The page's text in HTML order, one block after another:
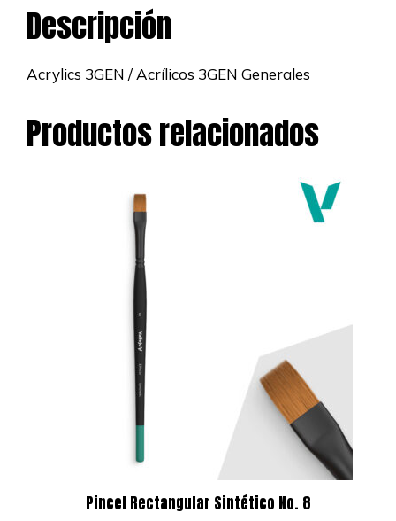
Descripción
Acrylics 3GEN / Acrílicos 3GEN Generales
Productos relacionados
Pincel Rectangular Sintético No. 8